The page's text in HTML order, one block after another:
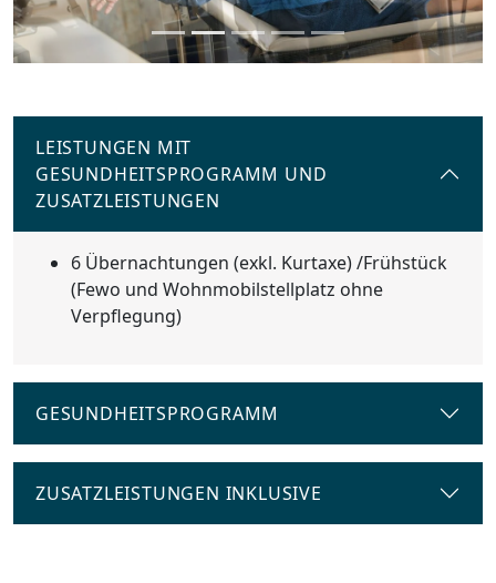
LEISTUNGEN MIT
GESUNDHEITSPROGRAMM UND
ZUSATZLEISTUNGEN
6 Übernachtungen (exkl. Kurtaxe) /Frühstück
(Fewo und Wohnmobilstellplatz ohne
Verpflegung)
GESUNDHEITSPROGRAMM
ZUSATZLEISTUNGEN INKLUSIVE